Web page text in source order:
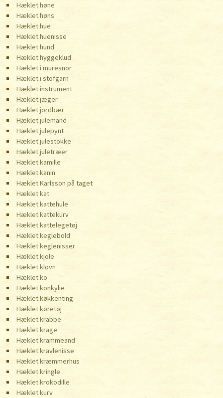
Hæklet høne
Hæklet høns
Hæklet hue
Hæklet huenisse
Hæklet hund
Hæklet hyggeklud
Hæklet i muresnor
Hæklet i stofgarn
Hæklet instrument
Hæklet jæger
Hæklet jordbær
Hæklet julemand
Hæklet julepynt
Hæklet julestokke
Hæklet juletræer
Hæklet kamille
Hæklet kanin
Hæklet Karlsson på taget
Hæklet kat
Hæklet kattehule
Hæklet kattekurv
Hæklet kattelegetøj
Hæklet keglebold
Hæklet keglenisser
Hæklet kjole
Hæklet klovn
Hæklet ko
Hæklet konkylie
Hæklet køkkenting
Hæklet køretøj
Hæklet krabbe
Hæklet krage
Hæklet krammeand
Hæklet kravlenisse
Hæklet kræmmerhus
Hæklet kringle
Hæklet krokodille
Hæklet kurv